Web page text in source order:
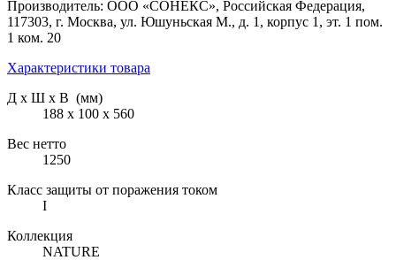
Производитель: ООО «СОНЕКС», Российская Федерация,
117303, г. Москва, ул. Юшуньская М., д. 1, корпус 1, эт. 1 пом.
1 ком. 20
Характеристики товара
Д х Ш х В (мм)
188 х 100 х 560
Вес нетто
1250
Класс защиты от поражения током
I
Коллекция
NATURE